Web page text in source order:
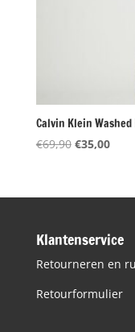
Calvin Klein Washed
€69,90
€69,90.
€35,00
Klantenservice
Retourneren en
Retourformulier